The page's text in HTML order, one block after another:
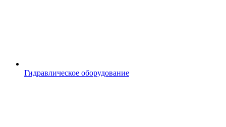
Гидравлическое оборудование